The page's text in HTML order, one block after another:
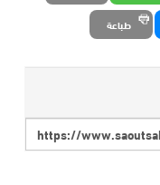
طباعة